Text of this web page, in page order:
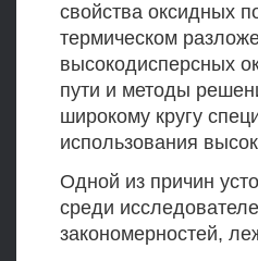
свойства оксидных
термическом
высокодисперсных
пути и методы
широкому кругу
использования
Одной из причин
среди
закономерностей,